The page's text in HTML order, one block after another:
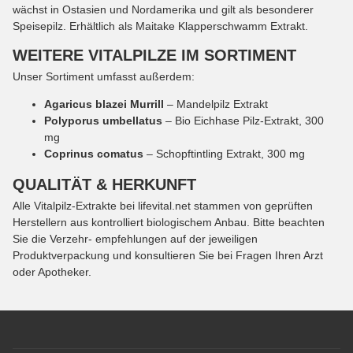
wächst in Ostasien und Nordamerika und gilt als besonderer
Speisepilz. Erhältlich als Maitake Klapperschwamm Extrakt.
WEITERE VITALPILZE IM SORTIMENT
Unser Sortiment umfasst außerdem:
Agaricus blazei Murrill – Mandelpilz Extrakt
Polyporus umbellatus – Bio Eichhase Pilz-Extrakt, 300
mg
Coprinus comatus – Schopftintling Extrakt, 300 mg
QUALITÄT & HERKUNFT
Alle Vitalpilz-Extrakte bei lifevital.net stammen von geprüften
Herstellern aus kontrolliert biologischem Anbau. Bitte beachten
Sie die Verzehr- empfehlungen auf der jeweiligen
Produktverpackung und konsultieren Sie bei Fragen Ihren Arzt
oder Apotheker.